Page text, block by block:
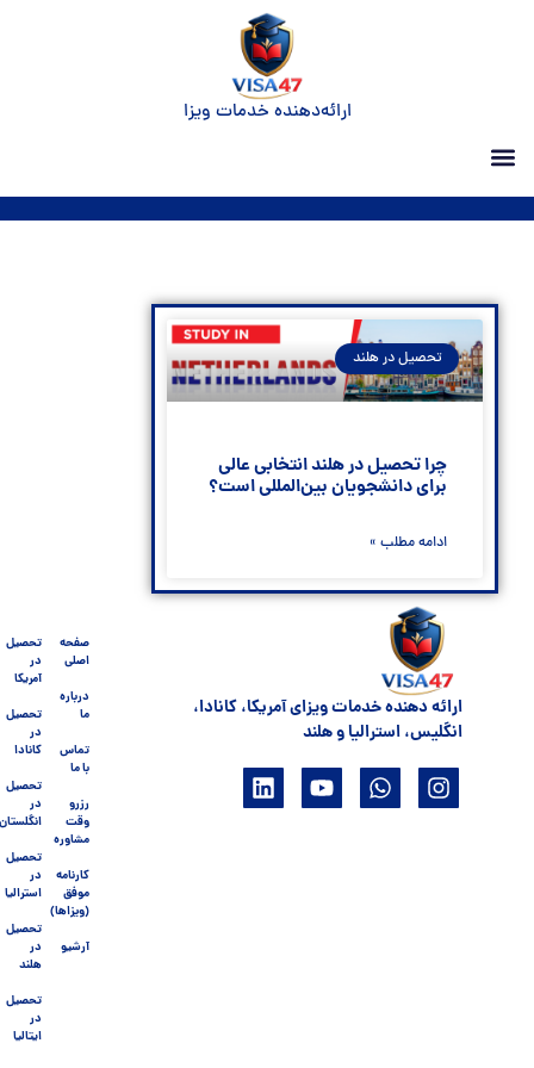
ارائه‌دهنده خدمات ویزا
تحصیل در هلند
چرا تحصیل در هلند انتخابی عالی
برای دانشجویان بین‌المللی است؟
ادامه مطلب »
ارائه دهنده خدمات ویزای آمریکا، کانادا،
انگلیس، استرالیا و هلند
صفحه
اصلی
درباره
ما
تماس
با ما
رزرو
وقت
مشاوره
کارنامه
موفق
(ویزاها)
آرشیو
تحصیل
در
آمریکا
تحصیل
در
کانادا
تحصیل
در
انگلستان
تحصیل
در
استرالیا
تحصیل
در
هلند
تحصیل
در
ایتالیا